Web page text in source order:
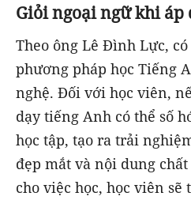
Giỏi ngoại ngữ khi áp
Theo ông Lê Đình Lực,
phương pháp học Tiếng
nghệ. Đối với học viên,
dạy tiếng Anh có thể số
học tập, tạo ra trải
đẹp mắt và nội dung
cho việc học, học viên